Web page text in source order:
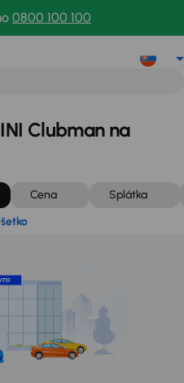
0800 100 100
Clubman na
Cena
Splátka